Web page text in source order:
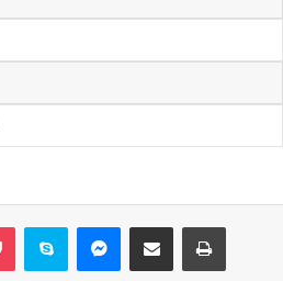
Pocket Skype Messenger
E-Posta ile paylaş Yazdır